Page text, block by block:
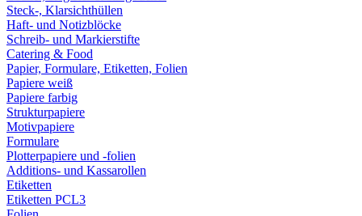
Steck-, Klarsichthüllen
Haft- und Notizblöcke
Schreib- und Markierstifte
Catering & Food
Papier, Formulare, Etiketten, Folien
Papiere weiß
Papiere farbig
Strukturpapiere
Motivpapiere
Formulare
Plotterpapiere und -folien
Additions- und Kassarollen
Etiketten
Etiketten PCL3